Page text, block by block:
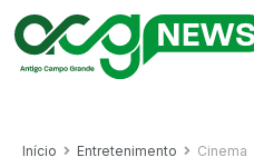
Início Entretenimento Cinema